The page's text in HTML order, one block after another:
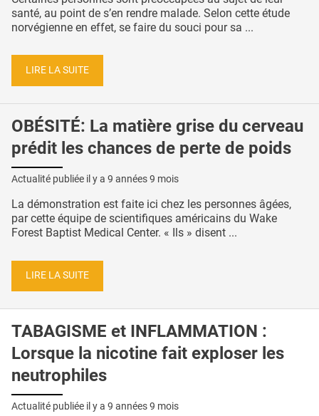
santé, au point de s’en rendre malade. Selon cette étude
norvégienne en effet, se faire du souci pour sa ...
LIRE LA SUITE
OBÉSITÉ: La matière grise du cerveau
prédit les chances de perte de poids
Actualité publiée il y a 9 années 9 mois
La démonstration est faite ici chez les personnes âgées,
par cette équipe de scientifiques américains du Wake
Forest Baptist Medical Center. « Ils » disent ...
LIRE LA SUITE
TABAGISME et INFLAMMATION :
Lorsque la nicotine fait exploser les
neutrophiles
Actualité publiée il y a 9 années 9 mois